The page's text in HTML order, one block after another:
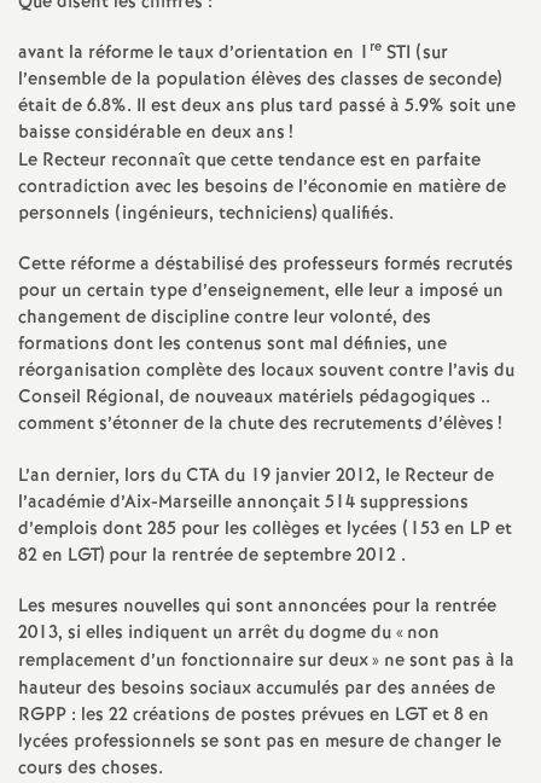
e
c
o
n
d
d
e
g
r
é
O
r
avant la réforme le taux d’orientation en 1 re STI (sur
l’ensemble de la population élèves des classes de seconde)
était de 6.8%. Il est deux ans plus tard passé à 5.9% soit une
baisse considérable en deux ans !
Le Recteur reconnaît que cette tendance est en parfaite
contradiction avec les besoins de l’économie en matière de
personnels (ingénieurs, techniciens) qualifiés.
Cette réforme a déstabilisé des professeurs formés recrutés
pour un certain type d’enseignement, elle leur a imposé un
changement de discipline contre leur volonté, des
formations dont les contenus sont mal définies, une
réorganisation complète des locaux souvent contre l’avis du
Conseil Régional, de nouveaux matériels pédagogiques ..
comment s’étonner de la chute des recrutements d’élèves !
L’an dernier, lors du CTA du 19 janvier 2012, le Recteur de
l’académie d’Aix-Marseille annonçait 514 suppressions
d’emplois dont 285 pour les collèges et lycées (153 en LP et
82 en LGT) pour la rentrée de septembre 2012 .
Les mesures nouvelles qui sont annoncées pour la rentrée
2013, si elles indiquent un arrêt du dogme du «non
remplacement d’un fonctionnaire sur deux» ne sont pas à la
hauteur des besoins sociaux accumulés par des années de
RGPP : les 22 créations de postes prévues en LGT et 8 en
lycées professionnels se sont pas en mesure de changer le
cours des choses.